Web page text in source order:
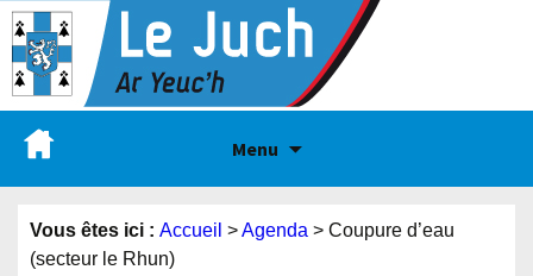
Menu
Vous êtes ici : Accueil >Agenda > Coupure d’eau
(secteur le Rhun)